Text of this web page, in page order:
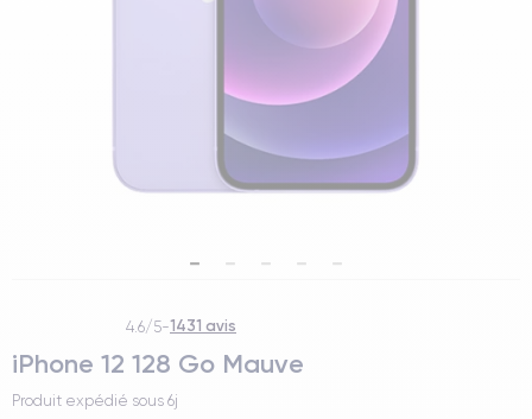
4.6/5-1431 avis
iPhone 12 128 Go Mauve
Produit expédié sous 6j